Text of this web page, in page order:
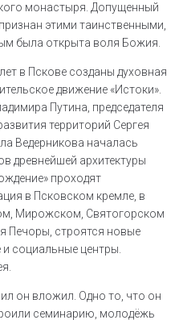
монастыря. Допущенный
этими таинственными,
была открыта воля Божия.
в Пскове созданы духовная
движение «Истоки».
Путина, председателя
территорий Сергея
Ведерникова началась
древнейшей архитектуры
проходят
в Псковском кремле, в
Мирожском, Святогорском
Печоры, строятся новые
и социальные центры.
он вложил. Одно то, что он
семинарию, молодёжь